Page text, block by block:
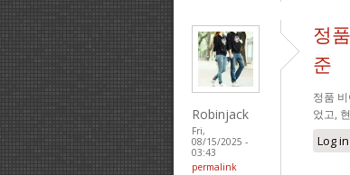
Robinjack
Fri,
08/15/2025 -
03:43
permalink
정
준
정품
었고,
Log in